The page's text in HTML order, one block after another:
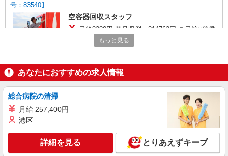
号：83540】
空容器回収スタッフ
日給9200円 ◎月収例：214762円 ＊日給×稼働
日数（21日）＋残業手当（時給×1.25×15h）
キープ
アルバイト
株式会社日東フルライン
時給1400円
兵庫県尼崎市南初島町1-1
もっと見る
あなたにおすすめの求人情報
総合病院の清掃
月給 257,400円
港区
詳細を見る とりあえずキープ